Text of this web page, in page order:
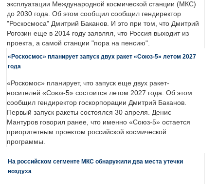
эксплуатации Международной космической станции (МКС)
до 2030 года. Об этом сообщил сообщил гендиректор
"Роскосмоса" Дмитрий Баканов. И это при том, что Дмитрий
Рогозин еще в 2014 году заявлял, что Россия выходит из
проекта, а самой станции "пора на пенсию".
«Роскосмос» планирует запуск двух ракет «Союз-5» летом 2027
года
«Роскомос» планирует, что запуск еще двух ракет-
носителей «Союз-5» состоится летом 2027 года. Об этом
сообщил гендиректор госкорпорации Дмитрий Баканов.
Первый запуск ракеты состоялся 30 апреля. Денис
Мантуров говорил ранее, что именно «Союз-5» остается
приоритетным проектом российской космической
программы.
На российском сегменте МКС обнаружили два места утечки
воздуха